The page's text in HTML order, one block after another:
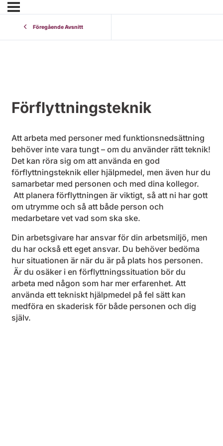
Föregående Avsnitt
Förflyttningsteknik
Att arbeta med personer med funktionsnedsättning
behöver inte vara tungt – om du använder rätt teknik!
Det kan röra sig om att använda en god
förflyttningsteknik eller hjälpmedel, men även hur du
samarbetar med personen och med dina kollegor.
Att planera förflyttningen är viktigt, så att ni har gott
om utrymme och så att både person och
medarbetare vet vad som ska ske.
Din arbetsgivare har ansvar för din arbetsmiljö, men
du har också ett eget ansvar. Du behöver bedöma
hur situationen är när du är på plats hos personen.
Är du osäker i en förflyttningssituation bör du
arbeta med någon som har mer erfarenhet. Att
använda ett tekniskt hjälpmedel på fel sätt kan
medföra en skaderisk för både personen och dig
själv.